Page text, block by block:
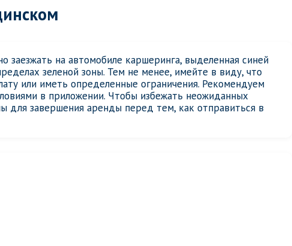
заезжать на автомобиле каршеринга, выделенная синей
зеленой зоны. Тем не менее, имейте в виду, что
или иметь определенные ограничения. Рекомендуем
в приложении. Чтобы избежать неожиданных
для завершения аренды перед тем, как отправиться в